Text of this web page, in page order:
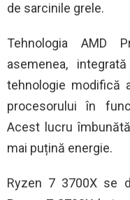
de sarcinile grele.
Tehnologia AMD
asemenea,
tehnologie modifică
procesorului în
Acest lucru
mai puțină energie.
Ryzen 7 3700X se